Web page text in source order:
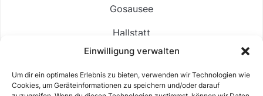
Einwilligung verwalten
Um dir ein optimales Erlebnis zu bieten, verwenden wir Technologien wie
Cookies, um Geräteinformationen zu speichern und/oder darauf
Gosausee
Hallstatt
Langbathsee
Altausseer See